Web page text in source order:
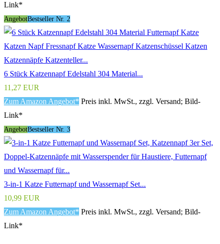
Link*
AngebotBestseller Nr. 2
6 Stück Katzennapf Edelstahl 304 Material...
11,27 EUR
Zum Amazon Angebot* Preis inkl. MwSt., zzgl. Versand; Bild-
Link*
AngebotBestseller Nr. 3
3-in-1 Katze Futternapf und Wassernapf Set...
10,99 EUR
Zum Amazon Angebot* Preis inkl. MwSt., zzgl. Versand; Bild-
Link*